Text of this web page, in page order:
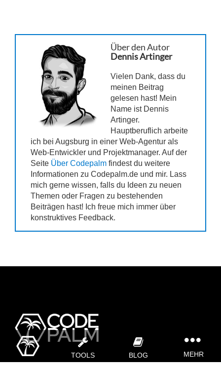
TOOLS BLOG
TOGGLE
MEHR
Über den Autor
Dennis Artinger
Vielen Dank, dass du
meinen Beitrag
gelesen hast! Mein
Name ist Dennis
Artinger.
Hauptberuflich arbeite
ich bei Augsburg in einer Web-Agentur als
Web-Entwickler und Projektmanager. Auf der
Seite Über Codepalm findest du weitere
Informationen zu Codepalm.de und mir. Lass
mich gerne wissen, falls du Ideen zu neuen
Themen oder Fragen zu bestehenden
Beiträgen hast! Ich freue mich immer über
konstruktives Feedback.